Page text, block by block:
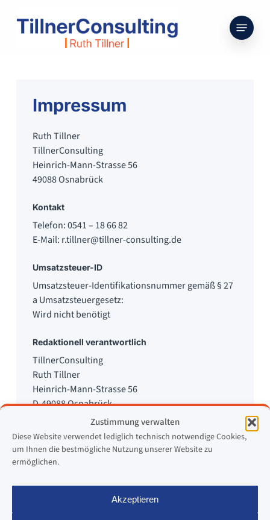
Zustimmung verwalten
Diese Website verwendet lediglich technisch notwendige Cookies,
um Ihnen die bestmögliche Nutzung unserer Website zu
ermöglichen.
Akzeptieren
Menu
Impressum
Ruth Tillner
TillnerConsulting
Heinrich-Mann-Strasse 56
49088 Osnabrück
Kontakt
Telefon: 0541 – 18 66 82
E-Mail: ed.gnitlusnoc-renllit@renllit.r
Umsatzsteuer-ID
Umsatzsteuer-Identifikationsnummer gemäß § 27
a Umsatzsteuergesetz:
Wird nicht benötigt
Redaktionell verantwortlich
TillnerConsulting
Ruth Tillner
Heinrich-Mann-Strasse 56
D-49088 Osnabrück
Verbraucher­streit­beilegung/Universal­
Wir sind nicht bereit oder verpflichtet, an